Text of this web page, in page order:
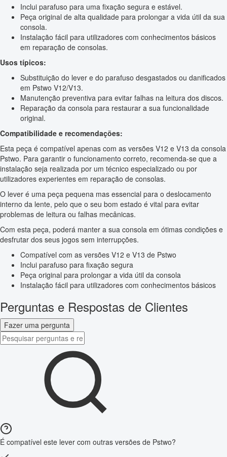
Inclui parafuso para uma fixação segura e estável.
Peça original de alta qualidade para prolongar a vida útil da sua
consola.
Instalação fácil para utilizadores com conhecimentos básicos
em reparação de consolas.
Usos típicos:
Substituição do lever e do parafuso desgastados ou danificados
em Pstwo V12/V13.
Manutenção preventiva para evitar falhas na leitura dos discos.
Reparação da consola para restaurar a sua funcionalidade
original.
Compatibilidade e recomendações:
Esta peça é compatível apenas com as versões V12 e V13 da consola
Pstwo. Para garantir o funcionamento correto, recomenda-se que a
instalação seja realizada por um técnico especializado ou por
utilizadores experientes em reparação de consolas.
O lever é uma peça pequena mas essencial para o deslocamento
interno da lente, pelo que o seu bom estado é vital para evitar
problemas de leitura ou falhas mecânicas.
Com esta peça, poderá manter a sua consola em ótimas condições e
desfrutar dos seus jogos sem interrupções.
Compatível com as versões V12 e V13 de Pstwo
Inclui parafuso para fixação segura
Peça original para prolongar a vida útil da consola
Instalação fácil para utilizadores com conhecimentos básicos
Perguntas e Respostas de Clientes
Fazer uma pergunta
É compatível este lever com outras versões de Pstwo?